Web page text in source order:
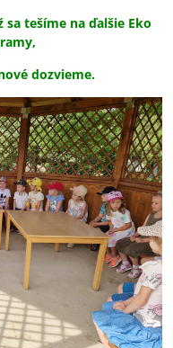
tešíme na ďalšie Eko
dozvieme.